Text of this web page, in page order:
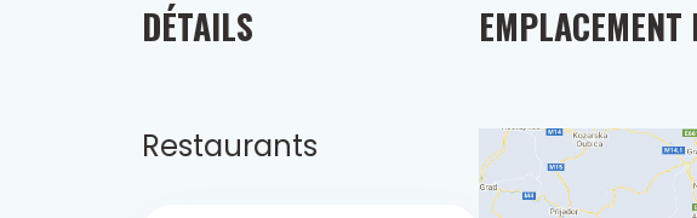
DÉTAILS
Restaurants
EMPLACEMENT